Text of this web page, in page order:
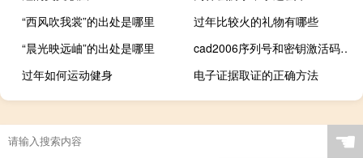
“西风吹我裳”的出处是哪里
过年比较火的礼物有哪些
“晨光映远岫”的出处是哪里
cad2006序列号和密钥激活码（cad2006序列号）
过年如何运动健身
电子证据取证的正确方法
☚